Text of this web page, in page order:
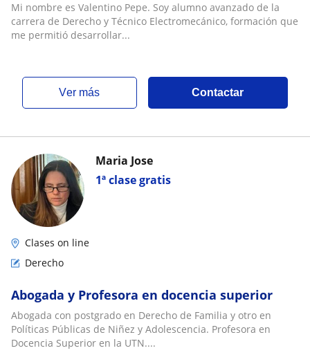
Mi nombre es Valentino Pepe. Soy alumno avanzado de la
carrera de Derecho y Técnico Electromecánico, formación que
me permitió desarrollar...
ver más Contactar
1ª clase gratis
Maria Jose
Clases on line
Derecho
Abogada y Profesora en docencia superior
Abogada con postgrado en Derecho de Familia y otro en
Políticas Públicas de Niñez y Adolescencia. Profesora en
Docencia Superior en la UTN....